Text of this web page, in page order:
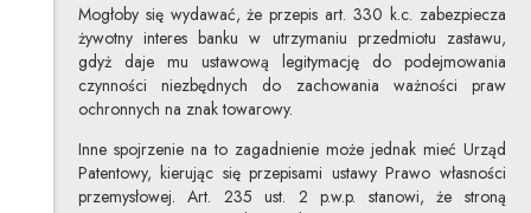
Mogłoby się wydawać, że przepis art. 330 k.c. zabezpiecza
żywotny interes banku w utrzymaniu przedmiotu zastawu,
gdyż daje mu ustawową legitymację do podejmowania
czynności niezbędnych do zachowania ważności praw
ochronnych na znak towarowy.
Inne spojrzenie na to zagadnienie może jednak mieć Urząd
Patentowy, kierując się przepisami ustawy Prawo własności
przemysłowej. Art. 235 ust. 2 p.w.p. stanowi, że stroną